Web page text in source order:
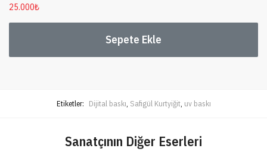
25.000₺
Sepete Ekle
Etiketler: Dijital baskı, Safigül Kurtyiğit, uv baskı
Sanatçının Diğer Eserleri